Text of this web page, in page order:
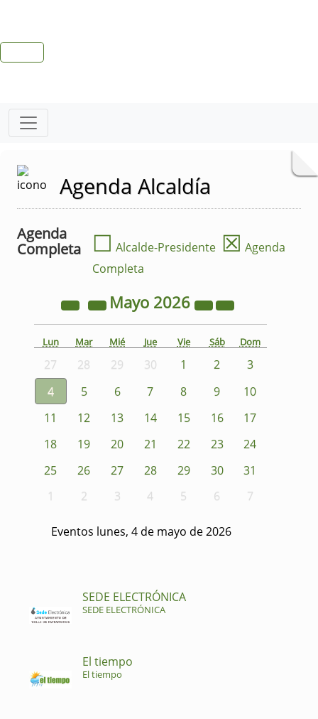
Agenda Alcaldía
Agenda
Completa
☐ Alcalde-Presidente ☒ Agenda
Completa
Mayo 2026
Lun Mar Mié Jue Vie Sáb Dom
27 28 29 30 1 2
3
4
5 6 7 8 9
10
11
12 13 14 15 16
17
18
19 20 21 22 23
24
25
26 27 28 29 30
31
1
2 3 4 5 6 7
Eventos lunes, 4 de mayo de 2026
SEDE ELECTRÓNICA
SEDE ELECTRÓNICA
El tiempo
El tiempo